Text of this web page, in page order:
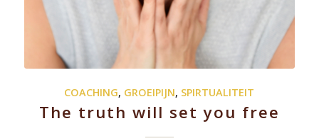
COACHING, GROEIPIJN, SPIRTUALITEIT
The truth will set you free